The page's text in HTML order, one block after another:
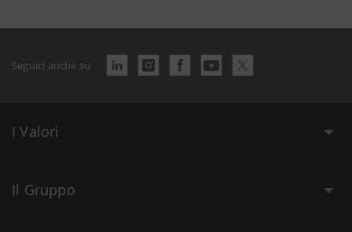
Seguici anche su
I Valori
Il Gruppo